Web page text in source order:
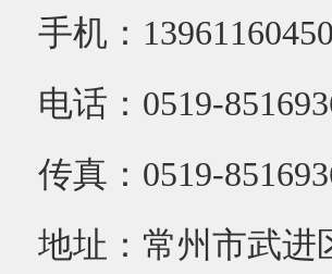
手机：13961160450
电话：0519-
传真：0519-
地址：常州市武进